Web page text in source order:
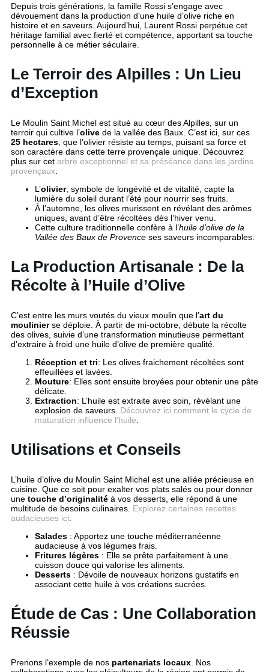
Depuis trois générations, la famille Rossi s’engage avec
dévouement dans la production d’une huile d’olive riche en
histoire et en saveurs. Aujourd’hui, Laurent Rossi perpétue cet
héritage familial avec fierté et compétence, apportant sa touche
personnelle à ce métier séculaire.
Le Terroir des Alpilles : Un Lieu
d’Exception
Le Moulin Saint Michel est situé au cœur des Alpilles, sur un
terroir qui cultive l’olive de la vallée des Baux. C’est ici, sur ces
25 hectares , que l’olivier résiste au temps, puisant sa force et
son caractère dans cette terre provençale unique. Découvrez
plus sur cet arbre exceptionnel et sa préséance dans les jardins
provençaux
L’olivier, symbole de longévité et de vitalité, capte la
lumière du soleil durant l’été pour nourrir ses fruits.
À l’automne, les olives murissent en révélant des arômes
uniques, avant d’être récoltées dès l’hiver venu.
Cette culture traditionnelle confère à l’huile d’olive de la
Vallée des Baux de Provence ses saveurs incomparables.
La Production Artisanale : De la
Récolte à l’Huile d’Olive
C’est entre les murs voutés du vieux moulin que l’art du
moulinierse déploie. À partir de mi-octobre, débute la récolte
des olives, suivie d’une transformation minutieuse permettant
d’extraire à froid une huile d’olive de première qualité.
Réception et tri: Les olives fraichement récoltées sont
effeuillées et lavées.
Mouture: Elles sont ensuite broyées pour obtenir une pâte
délicate.
Extraction: L’huile est extraite avec soin, révélant une
explosion de saveurs. Découvrez ici comment le cycle de
maturation influence l’huile
Utilisations et Conseils
L’huile d’olive du Moulin Saint Michel est une alliée précieuse en
cuisine. Que ce soit pour exalter vos plats salés ou pour donner
une touche d’originalité à vos desserts, elle répond à une
multitude de besoins culinaires. Explorez certaines recettes
audacieuses ici
Salades : Apportez une touche méditerranéenne
audacieuse à vos légumes frais.
Fritures légères : Elle se prête parfaitement à une
cuisson douce qui valorise les aliments.
Desserts : Dévoile de nouveaux horizons gustatifs en
associant cette huile à vos créations sucrées.
Étude de Cas : Une Collaboration
Réussie
Prenons l’exemple de nos partenariats locaux . Nos